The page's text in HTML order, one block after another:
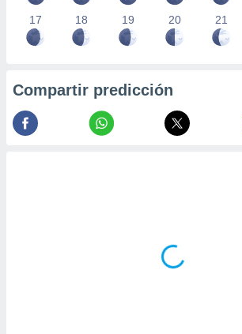
17 18 19 20 21
Compartir predicción